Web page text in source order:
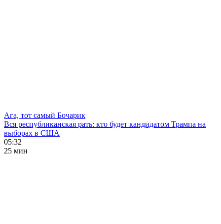
Ага, тот самый Бочарик
Вся республиканская рать: кто будет кандидатом Трампа на
выборах в США
05:32
25 мин